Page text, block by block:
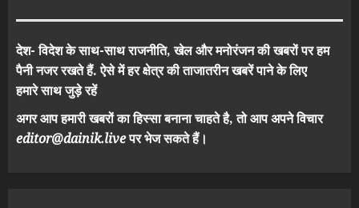
देश- विदेश के साथ-साथ राजनीति, खेल और मनोरंजन की खबरों पर हम
पैनी नजर रखते हैं. ऐसे में हर क्षेत्र की ताजातरीन खबरें पाने के लिए
हमारे साथ जुड़े रहें
अगर आप हमारी खबरों का हिस्सा बनाना चाहते है, तो आप अपने विचार
editor@dainik.liveपर भेज सकते हैं।